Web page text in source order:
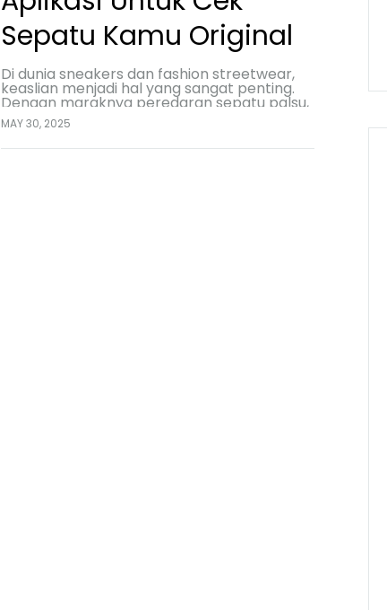
Sepatu Kamu Original
Di dunia sneakers dan fashion streetwear,
keaslian menjadi hal yang sangat penting.
Dengan maraknya peredaran sepatu palsu,
terutama untuk merek-merek besar
seperti Nike, Adidas, atau New Balance,
kamu wajib punya…
MAY 30, 2025